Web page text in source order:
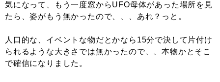
気になって、もう一度窓からUFO母体があった場所を見
たら、姿がもう無かったので、、、あれ？っと。
人口的な、イベントな物だとかなら15分で決して片付け
られるような大きさでは無かったので、、本物かとそこ
で確信になりました。